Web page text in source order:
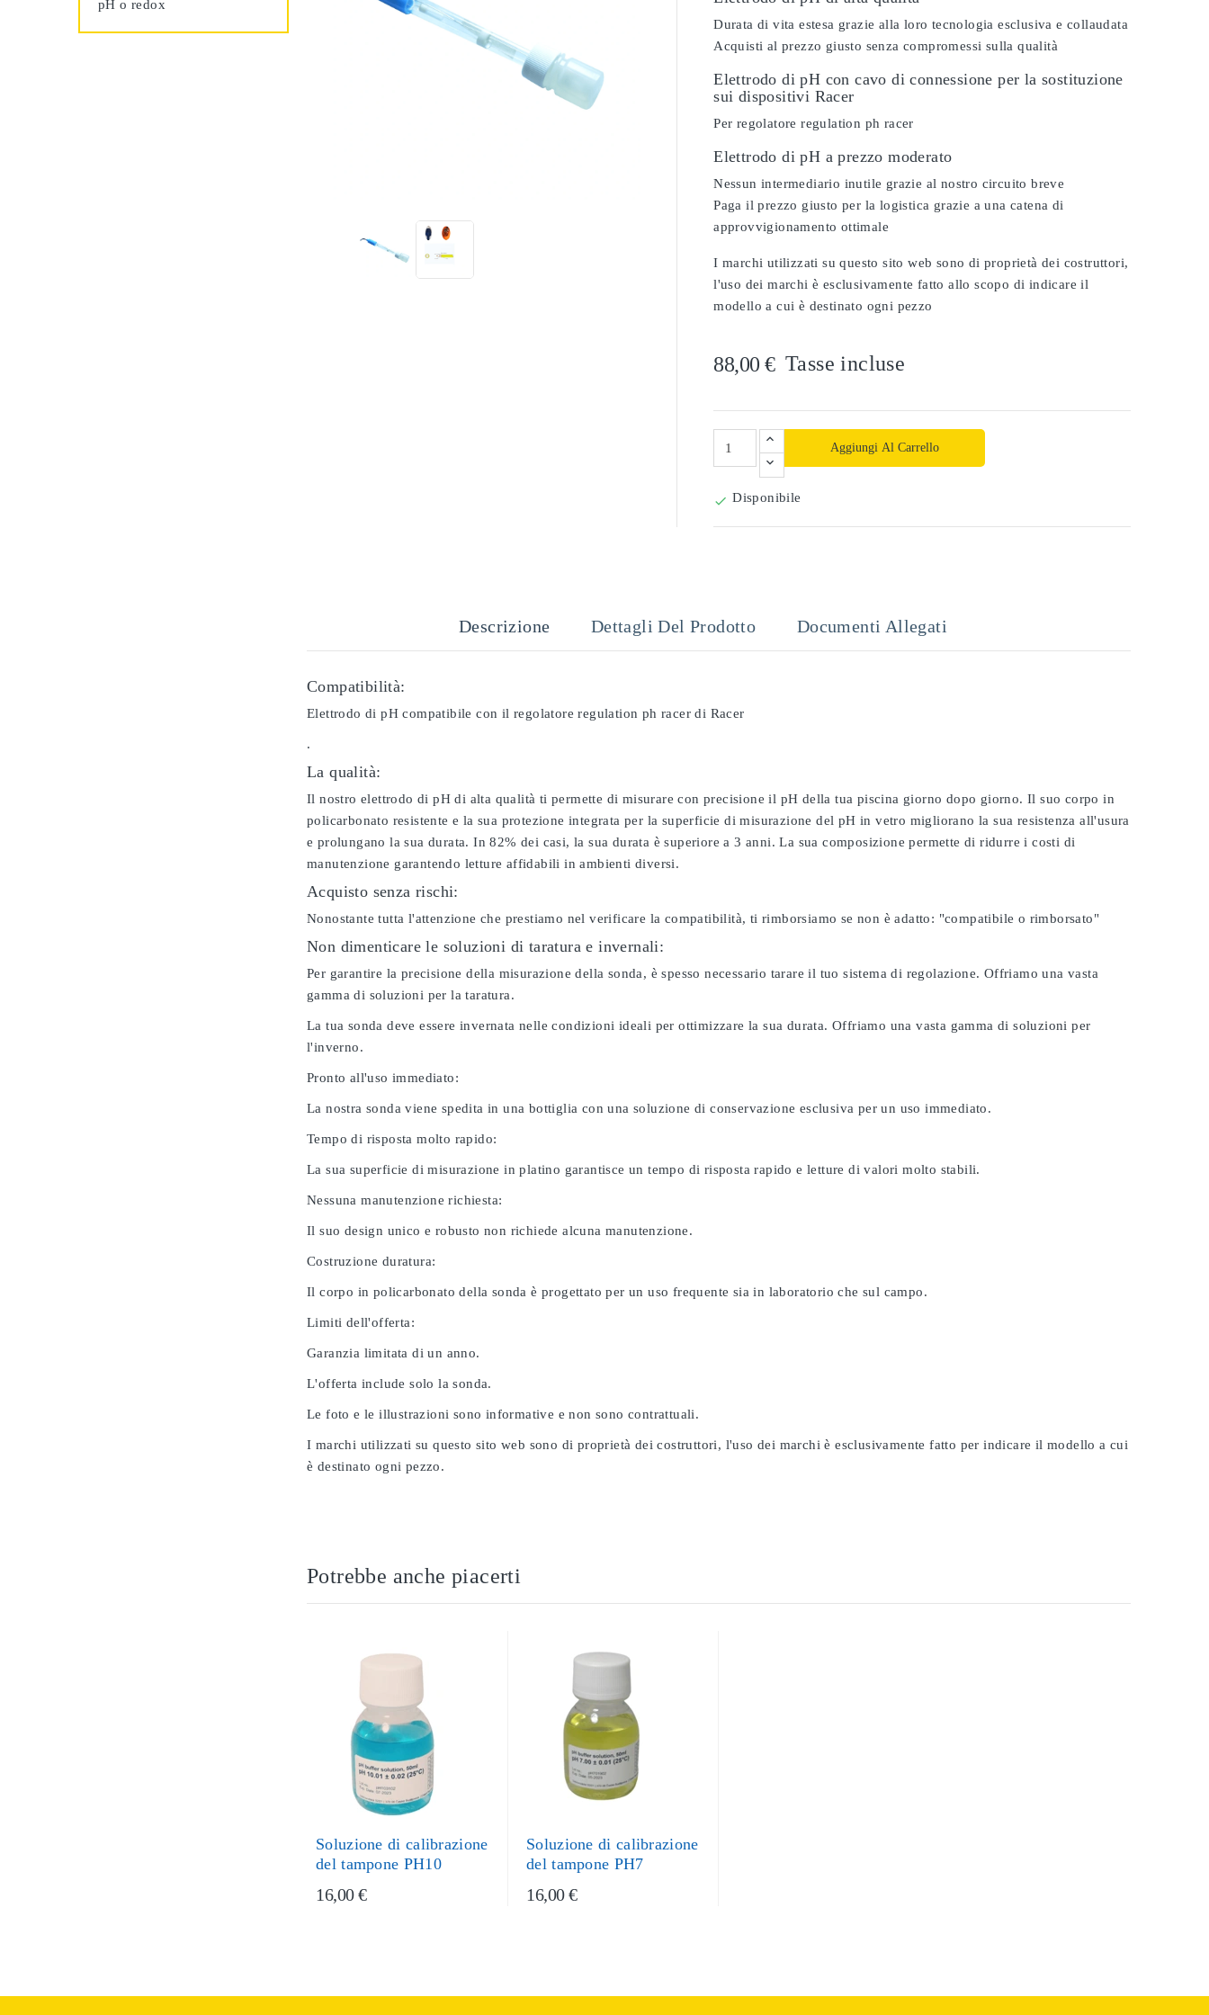
pH o redox
Durata di vita estesa grazie alla loro tecnologia esclusiva e collaudata
Acquisti al prezzo giusto senza compromessi sulla qualità
Elettrodo di pH con cavo di connessione per la sostituzione
sui dispositivi Racer
Per regolatore regulation ph racer
Elettrodo di pH a prezzo moderato
Nessun intermediario inutile grazie al nostro circuito breve
Paga il prezzo giusto per la logistica grazie a una catena di
approvvigionamento ottimale
I marchi utilizzati su questo sito web sono di proprietà dei costruttori,
l'uso dei marchi è esclusivamente fatto allo scopo di indicare il
modello a cui è destinato ogni pezzo
88,00 € Tasse incluse
Aggiungi Al Carrello
 Disponibile
Descrizione Dettagli Del Prodotto Documenti Allegati
Compatibilità:
Elettrodo di pH compatibile con il regolatore regulation ph racer di Racer
.
La qualità:
Il nostro elettrodo di pH di alta qualità ti permette di misurare con precisione il pH della tua piscina giorno dopo giorno. Il suo corpo in
policarbonato resistente e la sua protezione integrata per la superficie di misurazione del pH in vetro migliorano la sua resistenza all'usura
e prolungano la sua durata. In 82% dei casi, la sua durata è superiore a 3 anni. La sua composizione permette di ridurre i costi di
manutenzione garantendo letture affidabili in ambienti diversi.
Acquisto senza rischi:
Nonostante tutta l'attenzione che prestiamo nel verificare la compatibilità, ti rimborsiamo se non è adatto: "compatibile o rimborsato"
Non dimenticare le soluzioni di taratura e invernali:
Per garantire la precisione della misurazione della sonda, è spesso necessario tarare il tuo sistema di regolazione. Offriamo una vasta
gamma di soluzioni per la taratura.
La tua sonda deve essere invernata nelle condizioni ideali per ottimizzare la sua durata. Offriamo una vasta gamma di soluzioni per
l'inverno.
Pronto all'uso immediato:
La nostra sonda viene spedita in una bottiglia con una soluzione di conservazione esclusiva per un uso immediato.
Tempo di risposta molto rapido:
La sua superficie di misurazione in platino garantisce un tempo di risposta rapido e letture di valori molto stabili.
Nessuna manutenzione richiesta:
Il suo design unico e robusto non richiede alcuna manutenzione.
Costruzione duratura:
Il corpo in policarbonato della sonda è progettato per un uso frequente sia in laboratorio che sul campo.
Limiti dell'offerta:
Garanzia limitata di un anno.
L'offerta include solo la sonda.
Le foto e le illustrazioni sono informative e non sono contrattuali.
I marchi utilizzati su questo sito web sono di proprietà dei costruttori, l'uso dei marchi è esclusivamente fatto per indicare il modello a cui
è destinato ogni pezzo.
Potrebbe anche piacerti
Soluzione di calibrazione
del tampone PH10
16,00 €
Soluzione di calibrazione
del tampone PH7
16,00 €